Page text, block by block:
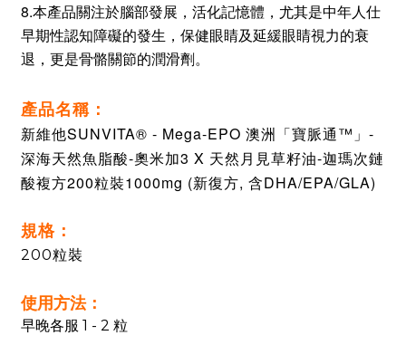
8.本產品關注於腦部發展，活化記憶體，尤其是中年人仕
早期性認知障礙的發生，保健眼睛及延緩眼睛視力的衰
退，更是骨骼關節的潤滑劑 。
產品名稱：
新維他SUNVITA® - Mega-EPO 澳洲「寶脈通™」-
深海天然魚脂酸-奧米加3 X 天然月見草籽油-迦瑪次鏈
酸複方200粒裝1000mg (新復方, 含DHA/EPA/GLA)
規格：
200粒裝
使用方法：
早晚各服 1 - 2 粒